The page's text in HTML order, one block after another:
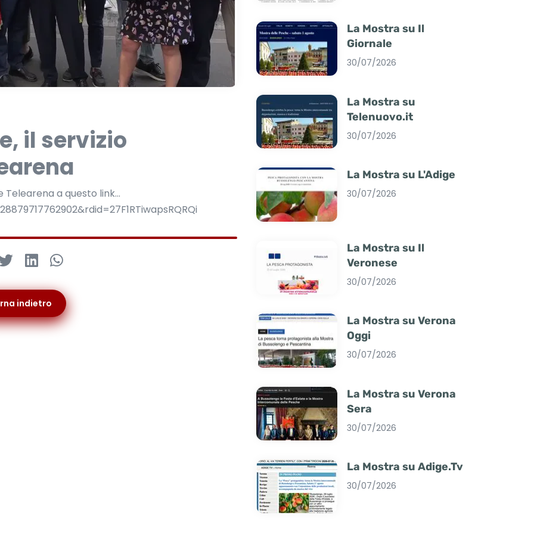
il servizio
a questo link...
indietro
La Mostra su Il
Giornale
30/07/2026
La Mostra su
Telenuovo.it
30/07/2026
La Mostra su L'Adige
30/07/2026
La Mostra su Il
Veronese
30/07/2026
La Mostra su Verona
Oggi
30/07/2026
La Mostra su Verona
Sera
30/07/2026
La Mostra su Adige.Tv
30/07/2026